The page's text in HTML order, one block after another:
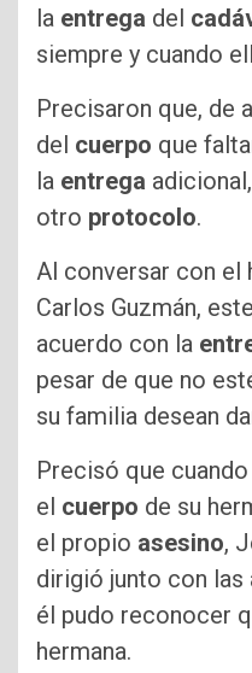
la entrega del
siempre y cuando
Precisaron que, de
del cuerpo que
la entrega
otro protocolo.
Al conversar con el
Carlos Guzmán,
acuerdo con la
pesar de que no
su familia desean
Precisó que
el cuerpo de su
el propio asesino,
dirigió junto con
él pudo reconocer
hermana.